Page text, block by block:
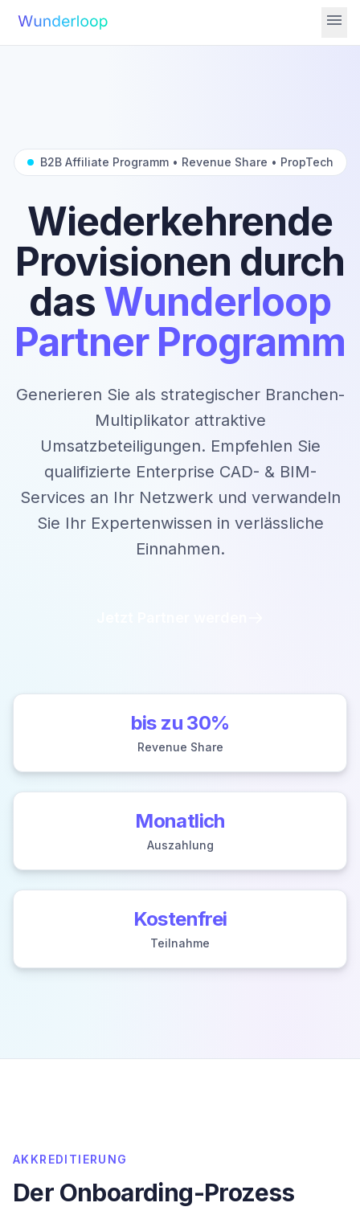
menu
B2B Affiliate Programm • Revenue Share • PropTech
Wiederkehrende
Provisionen durch
das Wunderloop
Partner Programm
Generieren Sie als strategischer Branchen-
Multiplikator attraktive
Umsatzbeteiligungen. Empfehlen Sie
qualifizierte Enterprise CAD- & BIM-
Services an Ihr Netzwerk und verwandeln
Sie Ihr Expertenwissen in verlässliche
Einnahmen.
bis zu 30%
Revenue Share
Monatlich
Auszahlung
Kostenfrei
Teilnahme
AKKREDITIERUNG
Der Onboarding-Prozess